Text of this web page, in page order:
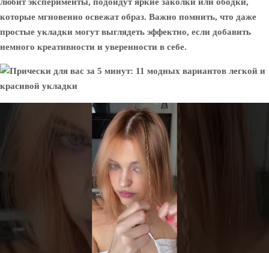
которые мгновенно освежат образ. Важно помнить, что даже
простые укладки могут выглядеть эффектно, если добавить
немного креативности и уверенности в себе.